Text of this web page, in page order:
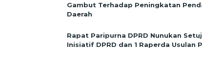
Gambut Terhadap Peningkatan
Daerah
Rapat Paripurna DPRD Nunukan
Inisiatif DPRD dan 1 Raperda Usulan